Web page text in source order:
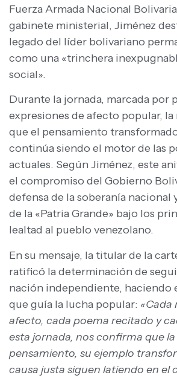
Fuerza Armada Nacional
gabinete ministerial, Jiménez
legado del líder bolivariano
como una «trinchera
social».
Durante la jornada, marcada por
expresiones de afecto popular,
que el pensamiento
continúa siendo el motor de las
actuales. Según Jiménez, este
el compromiso del Gobierno
defensa de la soberanía
de la «Patria Grande» bajo los
lealtad al pueblo venezolano.
En su mensaje, la titular de la
ratificó la determinación de
nación independiente, haciendo
que guía la lucha popular: «Cada
afecto, cada poema recitado y
esta jornada, nos confirma que la
pensamiento, su ejemplo
causa justa siguen latiendo en el